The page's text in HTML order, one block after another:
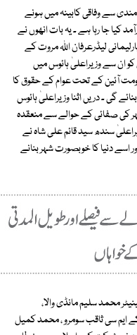
سے وفاقی کابینہ میں ہونے
کیا جا رہا ہے ۔ یہ بات انھوں نے
لیڈرعرفان اللہ مروت کے
ان سے وزیراعلیٰ ہائوس میں
آئین کے تحت عوام کے حقوق کا
گی ۔ دریں اثنا وزیراعلیٰ ہائوس
کی صفائی کے حوالے سے منعقدہ
سندھ سید قائم علی شاہ نے
اسے دنیا کا خوبصورت شہر بنانے
محمد سلیم مانڈی والا،
ایم سی ثاقب سومرو ، محمد کمیل